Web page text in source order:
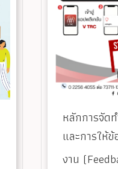
หลักการจัด
และการให้
งาน